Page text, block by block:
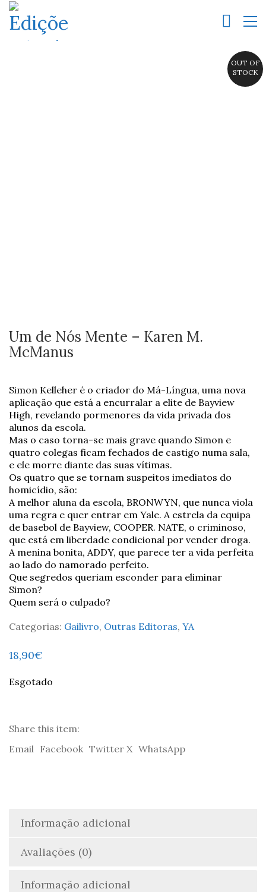
OUT OF
STOCK
Um de Nós Mente – Karen M.
McManus
Simon Kelleher é o criador do Má-Língua, uma nova
aplicação que está a encurralar a elite de Bayview
High, revelando pormenores da vida privada dos
alunos da escola.
Mas o caso torna-se mais grave quando Simon e
quatro colegas ficam fechados de castigo numa sala,
e ele morre diante das suas vítimas.
Os quatro que se tornam suspeitos imediatos do
homicídio, são:
A melhor aluna da escola, BRONWYN, que nunca viola
uma regra e quer entrar em Yale. A estrela da equipa
de basebol de Bayview, COOPER. NATE, o criminoso,
que está em liberdade condicional por vender droga.
A menina bonita, ADDY, que parece ter a vida perfeita
ao lado do namorado perfeito.
Que segredos queriam esconder para eliminar
Simon?
Quem será o culpado?
Categorias: Gailivro, Outras Editoras, YA
18,90€
Esgotado
Share this item:
Email Facebook Twitter X WhatsApp
Informação adicional
Avaliações (0)
Informação adicional